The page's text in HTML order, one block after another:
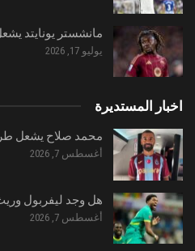
مانشستر يونايتد
يوليو 17, 2026
اخبار المستديرة
محمد صلاح يشعل
أغسطس 7, 2026
هل وجد ليفربول
أغسطس 7, 2026